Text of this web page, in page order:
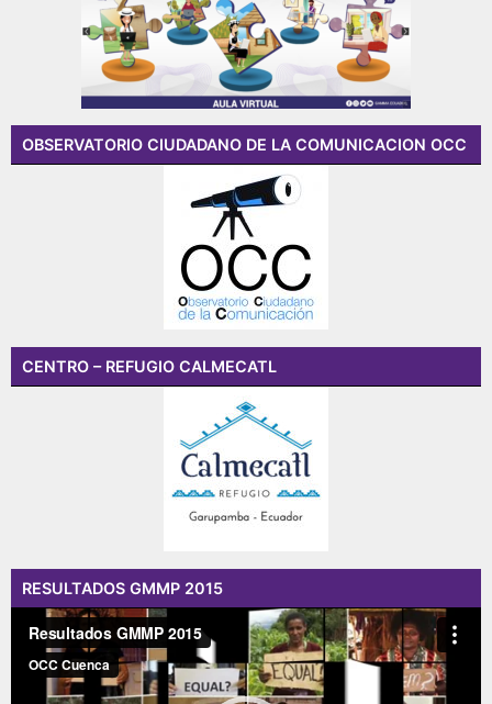
OBSERVATORIO CIUDADANO DE LA COMUNICACION OCC
CENTRO – REFUGIO CALMECATL
RESULTADOS GMMP 2015
Reproductor